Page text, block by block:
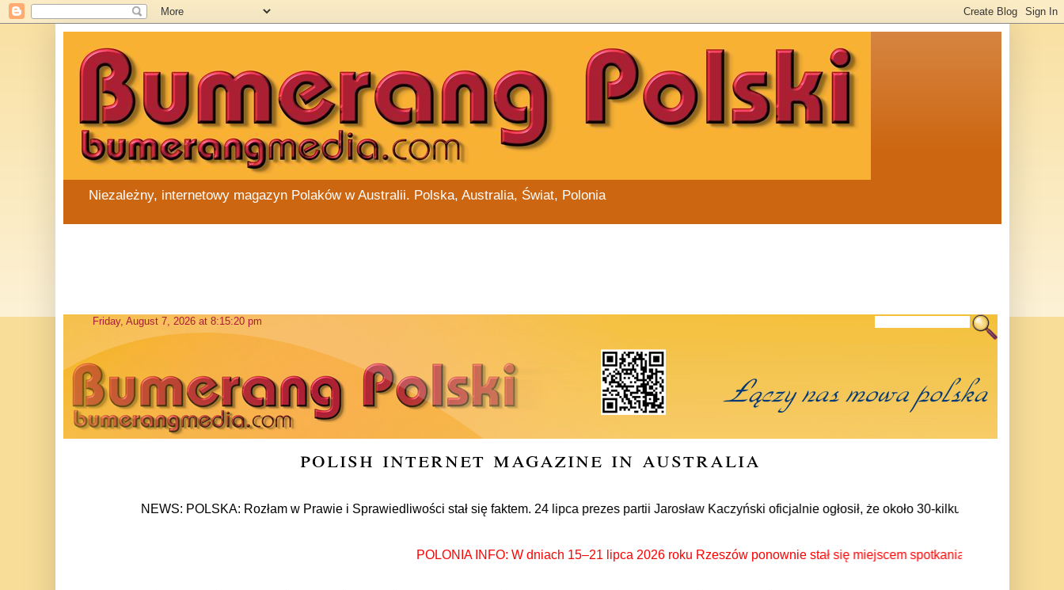
Niezależny, internetowy magazyn Polaków w Australii. Polska, Australia, Świat, Polonia
polish internet magazine in australia
NEWS: POLSKA: Rozłam w Prawie i Sprawiedliwości stał się faktem. 24 lipca prezes partii Jarosław Kaczyński oficjalnie ogłosił, że około 30-kilku posłów
POLONIA INFO: W dniach 15–21 lipca 2026 roku Rzeszów ponownie stał się miejscem spotkania Polonii z